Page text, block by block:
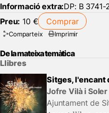
Informació extra:DP: B 3741-
Preu: 10 € Comprar
Comparteix Imprimir
De la mateixa temàtica
Llibres
Sitges, l'encant
Jofre Vilà i Soler
Ajuntament de